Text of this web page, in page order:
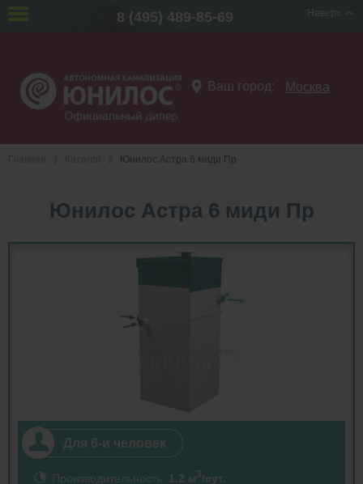
Ваш город: Москва
Юнилос Астра 6 миди Пр
Юнилос Астра 6 миди Пр
Для 6-и человек
Производительность: 1.2 м3/сут.
Наверх
8 (495) 489-85-69